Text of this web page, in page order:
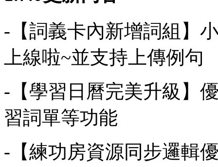
-【詞義卡內新增詞組】
上線啦~並支持上傳例句
-【學習日曆完美升級】
習詞單等功能
-【練功房資源同步邏輯